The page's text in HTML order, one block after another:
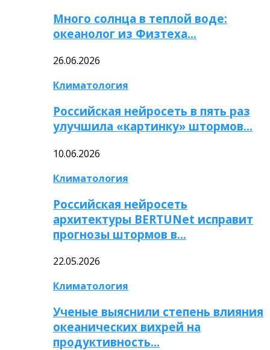
Много солнца в теплой воде:
океанолог из Физтеха…
26.06.2026
Климатология
Российская нейросеть в пять раз
улучшила «картинку» штормов…
10.06.2026
Климатология
Российская нейросеть
архитектуры BERTUNet исправит
прогнозы штормов в…
22.05.2026
Климатология
Ученые выяснили степень влияния
океанических вихрей на
продуктивность…